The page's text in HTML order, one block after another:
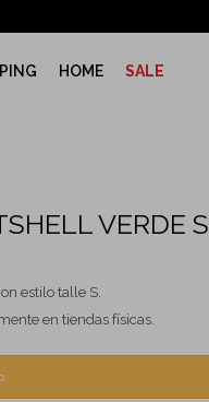
HOME SALE
VERDE S
estilo talle S.
en tiendas físicas.